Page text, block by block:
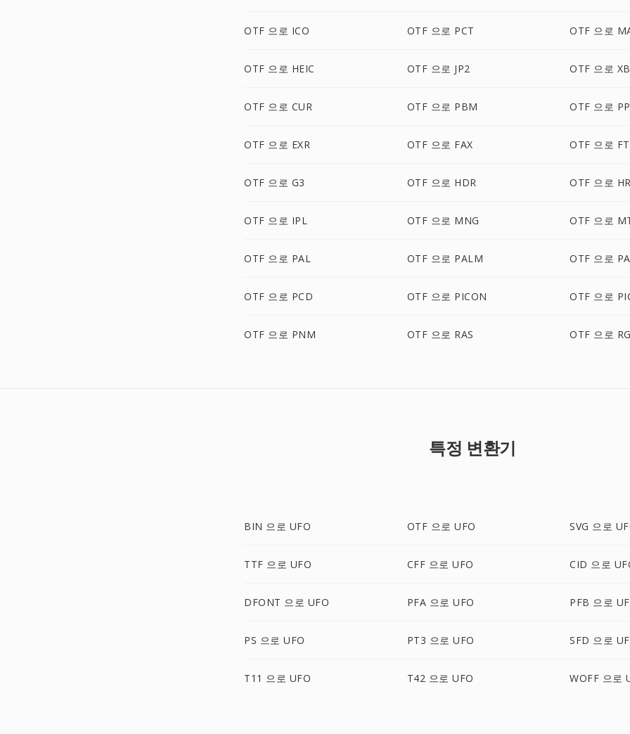
OTF 으로 ICO OTF 으로 PCT OTF 으로
OTF 으로 HEIC OTF 으로 JP2 OTF 으로
OTF 으로 CUR OTF 으로 PBM OTF 으로
OTF 으로 EXR OTF 으로 FAX OTF 으로
OTF 으로 G3 OTF 으로 HDR OTF 으로
OTF 으로 IPL OTF 으로 MNG OTF 으로
OTF 으로 PAL OTF 으로 PALM OTF 으로
OTF 으로 PCD OTF 으로 PICON OTF 으로
OTF 으로 PNM OTF 으로 RAS OTF 으로
특정 변환기
BIN 으로 UFO OTF 으로 UFO SVG 으로
TTF 으로 UFO CFF 으로 UFO CID 으로
DFONT 으로 UFO PFA 으로 UFO PFB 으로
PS 으로 UFO PT3 으로 UFO SFD 으로
T11 으로 UFO T42 으로 UFO WOFF 으로